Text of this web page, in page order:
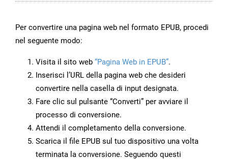
Per convertire una pagina web nel formato EPUB, procedi
nel seguente modo:
Visita il sito web “Pagina Web in EPUB”.
Inserisci l’URL della pagina web che desideri
convertire nella casella di input designata.
Fare clic sul pulsante “Converti” per avviare il
processo di conversione.
Attendi il completamento della conversione.
Scarica il file EPUB sul tuo dispositivo una volta
terminata la conversione. Seguendo questi